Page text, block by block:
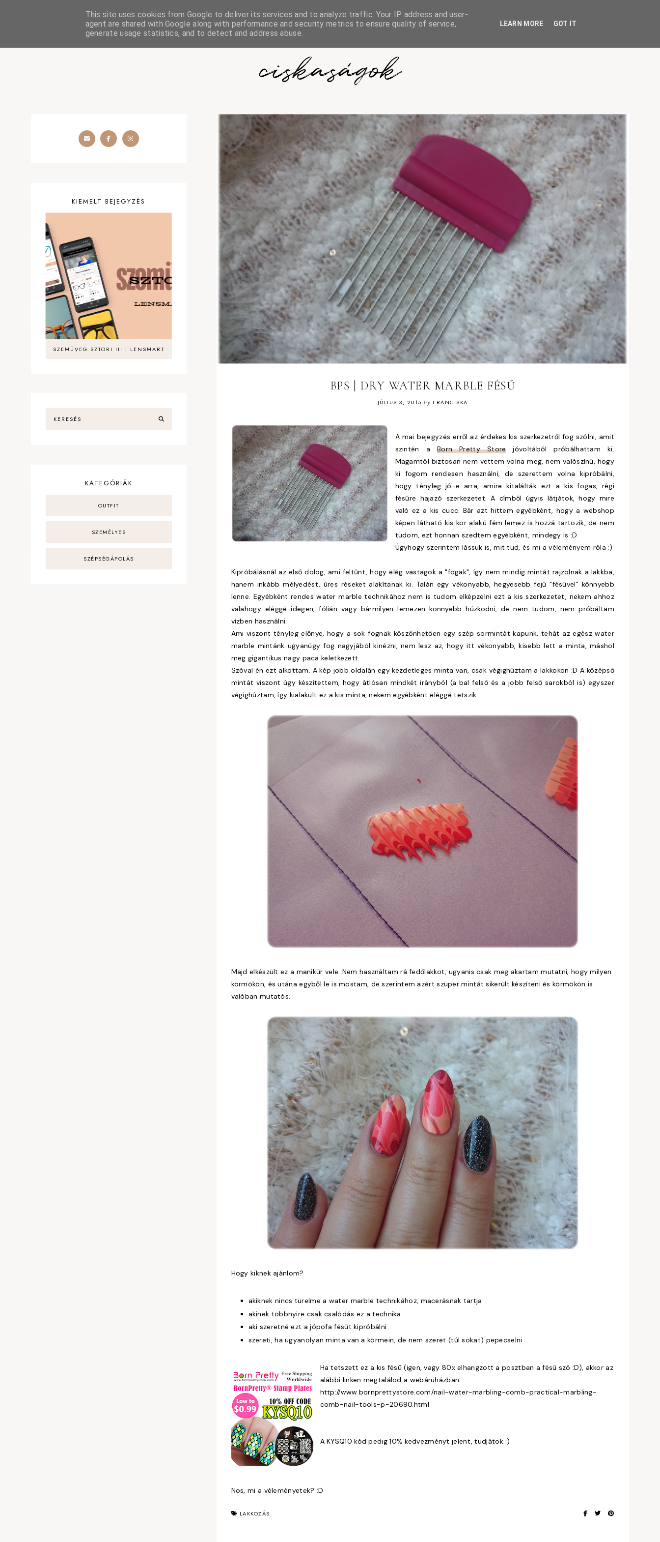
SZÉPSÉGÁPOLÁS OUTFIT SZEMÉLYES
ciskaságok
BPS | DRY WATER MARBLE FÉSŰ
JÚLIUS 3, 2015 by FRANCISKA
A mai bejegyzés erről az érdekes kis szerkezetről fog szólni, amit
szintén a Born Pretty Storejóvoltából próbálhattam ki.
Magamtól biztosan nem vettem volna meg, nem valószínű, hogy
ki fogom rendesen használni, de szerettem volna kipróbálni,
hogy tényleg jó-e arra, amire kitalálták ezt a kis fogas, régi
fésűre hajazó szerkezetet. A címből úgyis látjátok, hogy mire
való ez a kis cucc. Bár azt hittem egyébként, hogy a webshop
képen látható kis kör alakú fém lemez is hozzá tartozik, de nem
tudom, ezt honnan szedtem egyébként, mindegy is :D
Úgyhogy szerintem lássuk is, mit tud, és mi a véleményem róla :)
Kipróbálásnál az első dolog, ami feltűnt, hogy elég vastagok a "fogak", így nem mindig mintát rajzolnak a lakkba,
hanem inkább mélyedést, üres réseket alakítanak ki. Talán egy vékonyabb, hegyesebb fejű "fésűvel" könnyebb
lenne. Egyébként rendes water marble technikához nem is tudom elképzelni ezt a kis szerkezetet, nekem ahhoz
valahogy eléggé idegen, fólián vagy bármilyen lemezen könnyebb húzkodni, de nem tudom, nem próbáltam
vízben használni.
Ami viszont tényleg előnye, hogy a sok fognak köszönhetően egy szép sormintát kapunk, tehát az egész water
marble mintánk ugyanúgy fog nagyjából kinézni, nem lesz az, hogy itt vékonyabb, kisebb lett a minta, máshol
meg gigantikus nagy paca keletkezett.
Szóval én ezt alkottam. A kép jobb oldalán egy kezdetleges minta van, csak végighúztam a lakkokon :D A középső
mintát viszont úgy készítettem, hogy átlósan mindkét irányból (a bal felső és a jobb felső sarokból is) egyszer
végighúztam, így kialakult ez a kis minta, nekem egyébként eléggé tetszik.
Majd elkészült ez a manikűr vele. Nem használtam rá fedőlakkot, ugyanis csak meg akartam mutatni, hogy milyen
körmökön, és utána egyből le is mostam, de szerintem azért szuper mintát sikerült készíteni és körmökön is
valóban mutatós.
Hogy kiknek ajánlom?
akiknek nincs türelme a water marble technikához, macerásnak tartja
akinek többnyire csak csalódás ez a technika
aki szeretné ezt a jópofa fésűt kipróbálni
szereti, ha ugyanolyan minta van a körmein, de nem szeret (túl sokat) pepecselni
Ha tetszett ez a kis fésű (igen, vagy 80x elhangzott a posztban a fésű szó :D), akkor az
alábbi linken megtalálod a webáruházban:
http://www.bornprettystore.com/nail-water-marbling-comb-practical-marbling-
comb-nail-tools-p-20690.html
A KYSQ10 kód pedig 10% kedvezményt jelent, tudjátok :)
Nos, mi a véleményetek? :D
LAKKOZÁS
KIEMELT BEJEGYZÉS
SZEMÜVEG SZTORI III | LENSMART
KATEGÓRIÁK
OUTFIT
SZEMÉLYES
SZÉPSÉGÁPOLÁS
This site uses cookies from Google to deliver its services and to analyze traffic. Your IP address and user-
agent are shared with Google along with performance and security metrics to ensure quality of service,
generate usage statistics, and to detect and address abuse.
LEARN MORE GOT IT